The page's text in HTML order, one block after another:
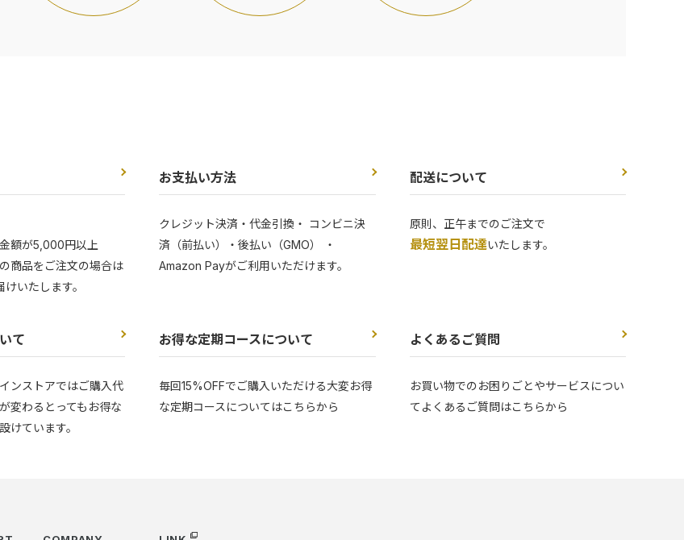
額が5,000円以上
商品をご注文の場合は
いたします。
お支払い方法
クレジット決済・代金引換・ コンビニ決
済（前払い）・後払い（GMO） ・
Amazon Payがご利用いただけます。
配送について
原則、正午までのご注文で
最短翌日配達いたします。
て
ンストアではご購入代
変わるとってもお得な
けています。
お得な定期コースについて
毎回15%OFFでご購入いただける大変お得
な定期コースについてはこちらから
よくあるご質問
お買い物でのお困りごとやサービスについ
てよくあるご質問はこちらから